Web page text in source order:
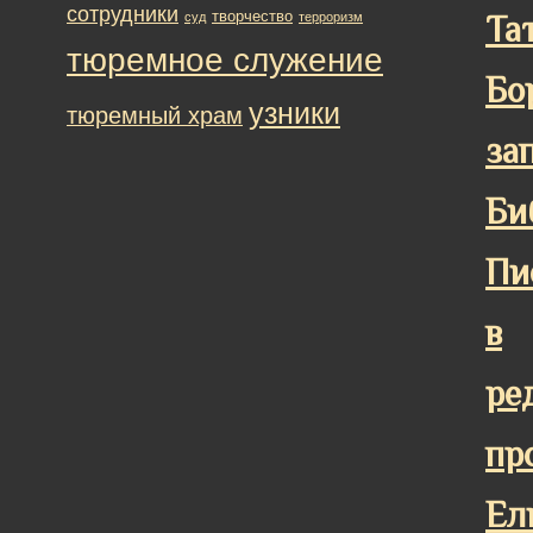
в
сотрудники суд творчество терроризм
тюремное служение
тюремный храм узники